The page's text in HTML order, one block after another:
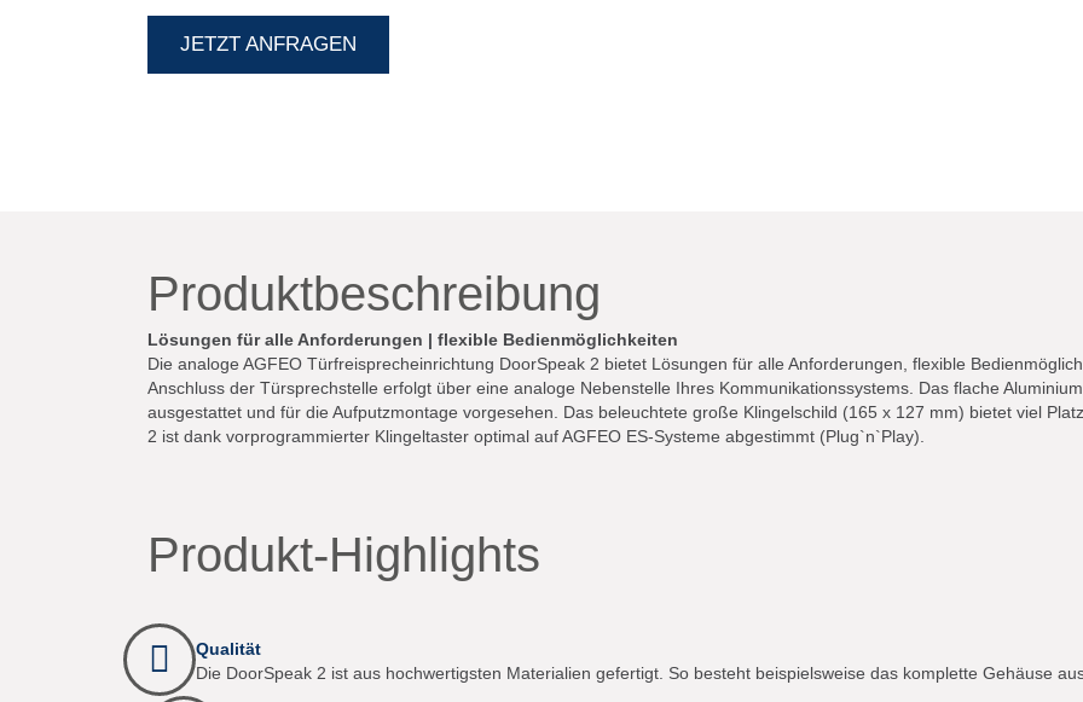
tief, mit einem Klingeltaster ausgestattet und für die Aufputzmontage
JETZT ANFRAGEN
Produktbeschreibung
Lösungen für alle Anforderungen | flexible Bedienmöglichkeiten
Die analoge AGFEO Türfreisprecheinrichtung DoorSpeak 2 bietet Lösungen für alle Anforderungen, flexible
Anschluss der Türsprechstelle erfolgt über eine analoge Nebenstelle Ihres Kommunikationssystems. Das flache
ausgestattet und für die Aufputzmontage vorgesehen. Das beleuchtete große Klingelschild (165 x 127 mm) bietet viel
2 ist dank vorprogrammierter Klingeltaster optimal auf AGFEO ES-Systeme abgestimmt (Plug`n`Play).
Produkt-Highlights
Qualität
Die DoorSpeak 2 ist aus hochwertigsten Materialien gefertigt. So besteht beispielsweise das komplette Gehäuse